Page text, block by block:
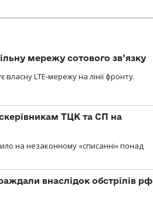
мережу сотового зв’язку
LTE-мережу на лінії фронту.
ТЦК та СП на
на незаконному «списанні» понад
внаслідок обстрілів рф